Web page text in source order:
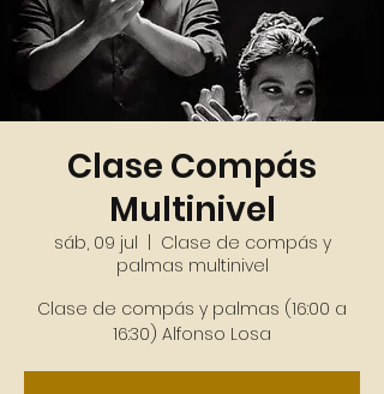
Clase Compás
Multinivel
sáb, 09 jul
  |
Clase de compás y
palmas multinivel
Clase de compás y palmas (16:00 a
16:30) Alfonso Losa